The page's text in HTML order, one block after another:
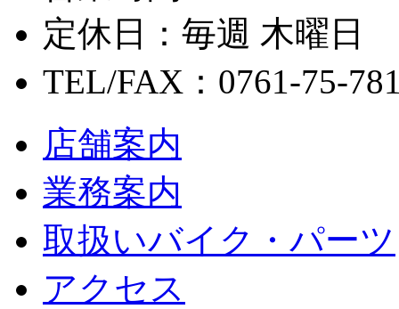
定休日：毎週 木曜日
TEL/FAX：0761-75-
店舗案内
業務案内
取扱いバイク・パーツ
アクセス